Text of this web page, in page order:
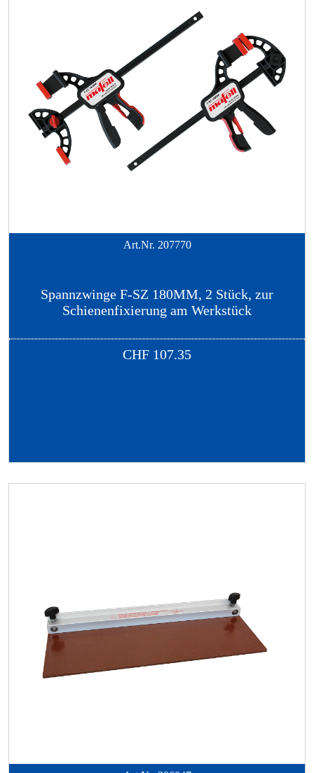
Art.Nr. 207770
Spannzwinge F-SZ 180MM, 2 Stück, zur
Schienenfixierung am Werkstück
CHF 107.35